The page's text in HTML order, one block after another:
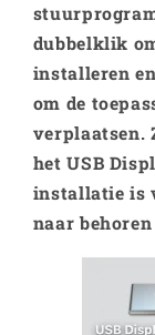
dubbelklik
installeren
om de
verplaatsen.
het USB
installatie is
naar